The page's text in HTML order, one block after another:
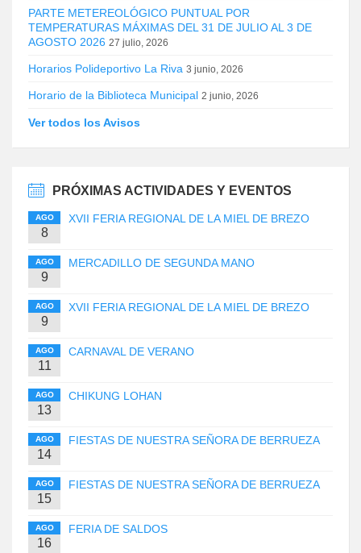
PARTE METEREOLÓGICO PUNTUAL POR
TEMPERATURAS MÁXIMAS DEL 31 DE JULIO AL 3 DE
AGOSTO 2026 27 julio, 2026
Horarios Polideportivo La Riva 3 junio, 2026
Horario de la Biblioteca Municipal 2 junio, 2026
Ver todos los Avisos
PRÓXIMAS ACTIVIDADES Y EVENTOS
AGO
8
XVII FERIA REGIONAL DE LA MIEL DE BREZO
AGO
9
MERCADILLO DE SEGUNDA MANO
AGO
9
XVII FERIA REGIONAL DE LA MIEL DE BREZO
AGO
11
CARNAVAL DE VERANO
AGO
13
CHIKUNG LOHAN
AGO
14
FIESTAS DE NUESTRA SEÑORA DE BERRUEZA
AGO
15
FIESTAS DE NUESTRA SEÑORA DE BERRUEZA
AGO
16
FERIA DE SALDOS